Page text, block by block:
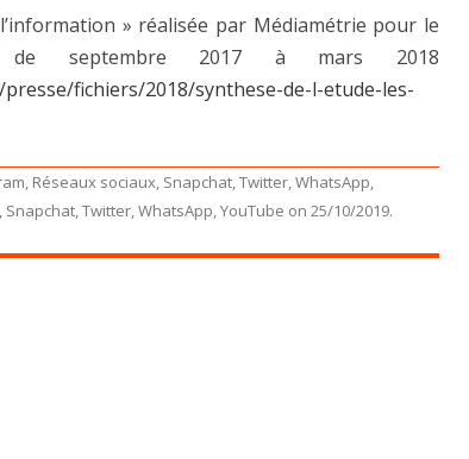
» réalisée par Médiamétrie pour le
septembre 2017 à mars 2018
fichiers/2018/synthese-de-l-etude-les-
, Réseaux sociaux, Snapchat,Twitter,WhatsApp,
, Snapchat,Twitter,WhatsApp,YouTube on 25/10/2019.